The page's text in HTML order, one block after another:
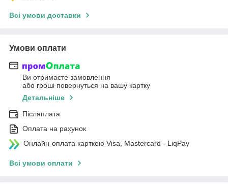
Всі умови доставки
Умови оплати
Ви отримаєте замовлення
або гроші повернуться на вашу картку
Детальніше
Післяплата
Оплата на рахунок
Онлайн-оплата карткою Visa, Mastercard - LiqPay
Всі умови оплати